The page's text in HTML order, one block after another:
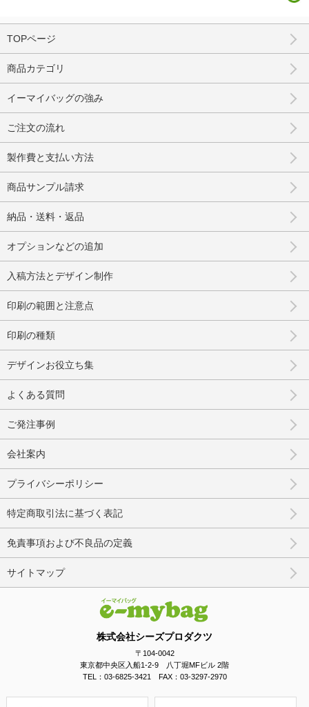
株式会社シーズプロダクツ
〒104-0042
東京都中央区入船1-2-9 八丁堀MFビル 2階
TEL：03-6825-3421 FAX：03-3297-2970
TOPページ
商品カテゴリ
イーマイバッグの強み
ご注文の流れ
製作費と支払い方法
商品サンプル請求
納品・送料・返品
オプションなどの追加
入稿方法とデザイン制作
印刷の範囲と注意点
印刷の種類
デザインお役立ち集
よくある質問
ご発注事例
会社案内
プライバシーポリシー
特定商取引法に基づく表記
免責事項および不良品の定義
サイトマップ